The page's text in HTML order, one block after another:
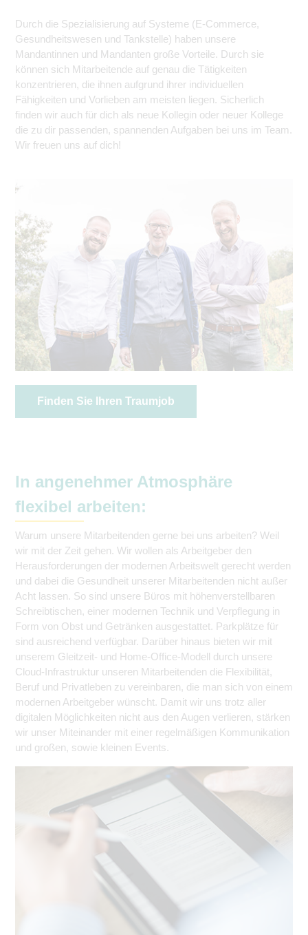
Durch die Spezialisierung auf Systeme (E-Commerce,
Gesundheitswesen und Tankstelle) haben unsere
Mandantinnen und Mandanten große Vorteile. Durch sie
können sich Mitarbeitende auf genau die Tätigkeiten
konzentrieren, die ihnen aufgrund ihrer individuellen
Fähigkeiten und Vorlieben am meisten liegen. Sicherlich
finden wir auch für dich als neue Kollegin oder neuer Kollege
die zu dir passenden, spannenden Aufgaben bei uns im Team.
Wir freuen uns auf dich!
Finden Sie Ihren Traumjob
In angenehmer Atmosphäre
flexibel arbeiten:
Warum unsere Mitarbeitenden gerne bei uns arbeiten? Weil
wir mit der Zeit gehen. Wir wollen als Arbeitgeber den
Herausforderungen der modernen Arbeitswelt gerecht werden
und dabei die Gesundheit unserer Mitarbeitenden nicht außer
Acht lassen. So sind unsere Büros mit höhenverstellbaren
Schreibtischen, einer modernen Technik und Verpflegung in
Form von Obst und Getränken ausgestattet. Parkplätze für
sind ausreichend verfügbar. Darüber hinaus bieten wir mit
unserem Gleitzeit- und Home-Office-Modell durch unsere
Cloud-Infrastruktur unseren Mitarbeitenden die Flexibilität,
Beruf und Privatleben zu vereinbaren, die man sich von einem
modernen Arbeitgeber wünscht. Damit wir uns trotz aller
digitalen Möglichkeiten nicht aus den Augen verlieren, stärken
wir unser Miteinander mit einer regelmäßigen Kommunikation
und großen, sowie kleinen Events.